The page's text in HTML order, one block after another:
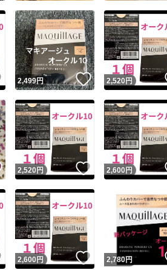
スピード&安心発送
※このバッジは実績に基づく表示であり、発送を
スピード＆安心発送
このユーザーは高
ます
スピード発送 このユーザーは高
安心発送 このユーザーは設
いいね！
2,499円 いいね！
2,520 円
いいね！
2,520 円 いいね！
2,600 円
いいね！
2,600 円 いいね！
2,780円